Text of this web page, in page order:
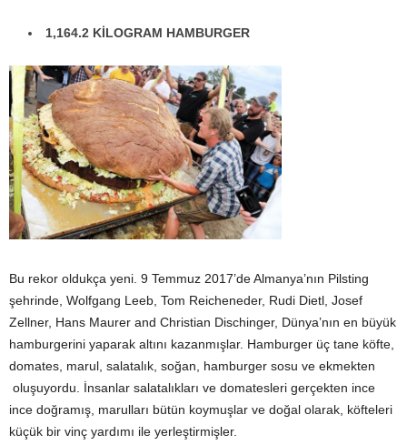
1,164.2 KİLOGRAM HAMBURGER
Bu rekor oldukça yeni. 9 Temmuz 2017’de Almanya’nın Pilsting
şehrinde, Wolfgang Leeb, Tom Reicheneder, Rudi Dietl, Josef
Zellner, Hans Maurer and Christian Dischinger, Dünya’nın en büyük
hamburgerini yaparak altını kazanmışlar. Hamburger üç tane köfte,
domates, marul, salatalık, soğan, hamburger sosu ve ekmekten
oluşuyordu. İnsanlar salatalıkları ve domatesleri gerçekten ince
ince doğramış, marulları bütün koymuşlar ve doğal olarak, köfteleri
küçük bir vinç yardımı ile yerleştirmişler.